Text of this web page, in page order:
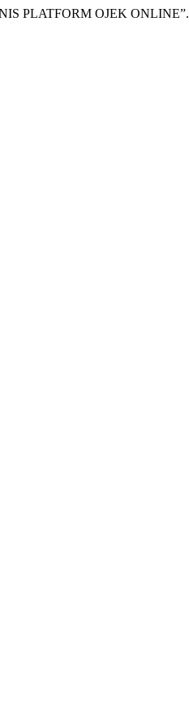
PLATFORM OJEK ONLINE”.